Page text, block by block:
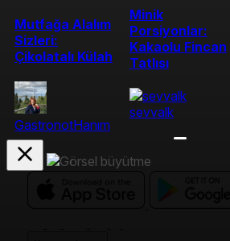
Mutfağa Alalım
Sizleri:
Çikolatalı Külah
GastronotHanım
Minik
Porsiyonlar:
Kakaolu Fincan
Tatlısı
sevvalk